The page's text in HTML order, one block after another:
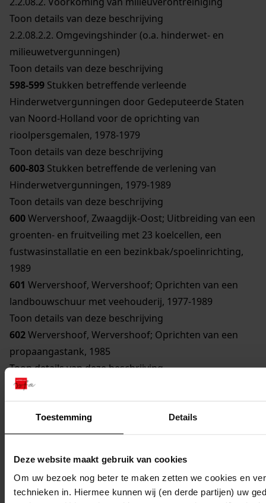
Toestemming Details
Deze website maakt gebruik van cookies
Om uw bezoek nog beter te maken zetten we cookies en
technieken in. Hiermee kunnen wij (en derde partijen) uw
Toon details van deze beschrijving
2.2.08.2.2. Omgevingshinder (o.a. hinderwet- en
milieuwetvergunningen)
Toon details van deze beschrijving
598-599 Stukken betreffende verleende
Hinderwetvergunningen door Gedeputeerde Staten
van Noord-Holland voor de oprichting van
rioolpersgemalen, 1978-1979
Toon details van deze beschrijving
600-803 Stukken betreffende de verlening van
Hinderwetvergunningen, 1979-1989
Toon details van deze beschrijving
600Wervershoof, Zwaagdijk-Oost; Uitbreiding van een
groenten- en fruitveiling met 23 koelcellen, een
fustwasinstallatie en een bezinkbak/spoelinrichting,
1989
601 Wervershoof, Wervershoof; Oprichten van een
landbouwschuur met veehouderij, 1977-1989
Toon details van deze beschrijving
602Wervershoof, Wervershoof; Oprichten van een
propaangastank, 1985
Toon details van deze beschrijving
603Wervershoof, Wervershoof; Oprichten van een
stroomaggregaat, 1985
Wervershoof, Wervershoof; Oprichten van een
Brood- en banketbakkerij met winkel, 1983-1989
Wervershoof, Wervershoof; Oprichten van een
winkel, 1981-1986